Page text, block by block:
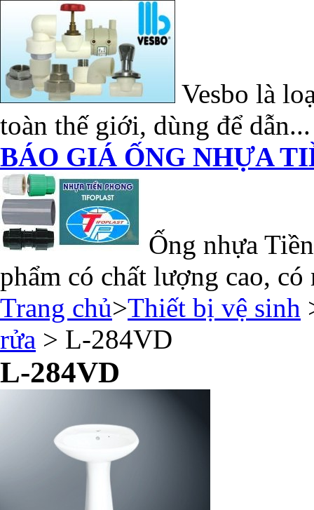
Vesbo là
toàn thế giới, dùng để dẫn...
BÁO GIÁ ỐNG NHỰA
Ống nhựa
phẩm có chất lượng cao, có
Trang chủ>Thiết bị vệ sinh
rửa > L-284VD
L-284VD